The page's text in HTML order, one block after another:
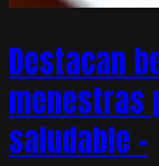
Destacan
menestras
saludable –